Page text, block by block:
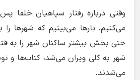
وقتی درباره رفتار سپاهیان خلفا
می‌کنیم، بارها می‌بینیم که شهرها را
حتی بخش بیشتر ساکنان شهر را به
شهر به کلی ویران می‌شد،‌ کتاب‌ها و
می‌شدند.